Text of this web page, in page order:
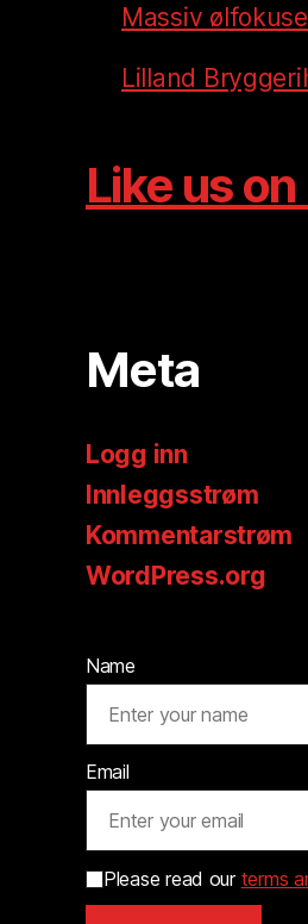
Massiv
Lilland
Like us
Meta
Logg inn
Innleggsstrøm
Kommentarstrøm
WordPress.org
Name
Email
Please read our terms